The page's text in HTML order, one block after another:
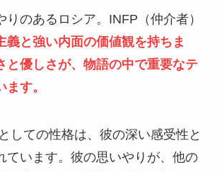
りのあるロシア。INFP（仲介者）
義と強い内面の価値観を持ちま
と優しさが、物語の中で重要なテ
す。
しての性格は、彼の深い感受性と
ています。彼の思いやりが、他の